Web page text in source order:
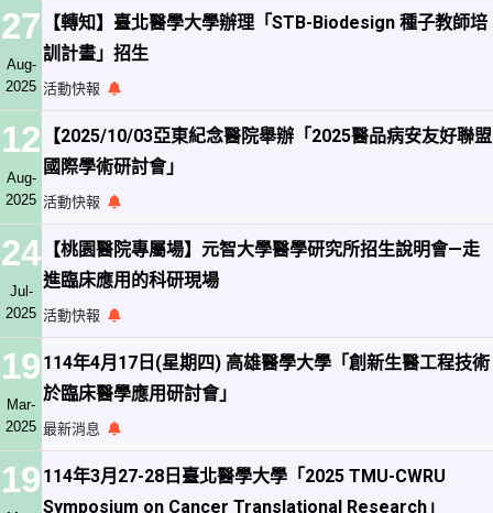
27
Aug-
2025
【轉知】臺北醫學大學辦理「STB-Biodesign 種子教師培
訓計畫」招生
活動快報
12
Aug-
2025
【2025/10/03亞東紀念醫院舉辦「2025醫品病安友好聯盟
國際學術研討會」
活動快報
24
Jul-
2025
【桃園醫院專屬場】元智大學醫學研究所招生說明會—走
進臨床應用的科研現場
活動快報
19
Mar-
2025
114年4月17日(星期四) 高雄醫學大學「創新生醫工程技術
於臨床醫學應用研討會」
最新消息
19 114年3月27-28日臺北醫學大學「2025 TMU-CWRU
Symposium on Cancer Translational Research」